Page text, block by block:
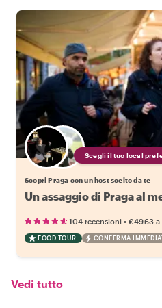
Scegli il tuo local
Scopri Praga con un host scelto da te
Un assaggio di Praga al
104 recensioni • €49.63 a
FOOD TOUR CONFERMA
Vedi tutto